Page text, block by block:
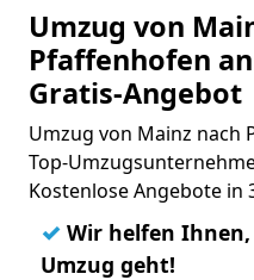
Umzug von
Pfaffenhofen
Gratis-Angebot
Umzug von Mainz nach
Top-
Kostenlose Angebote in
✓ Wir helfen
Umzug geht!